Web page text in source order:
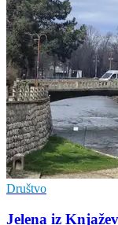
Društvo
Jelena iz